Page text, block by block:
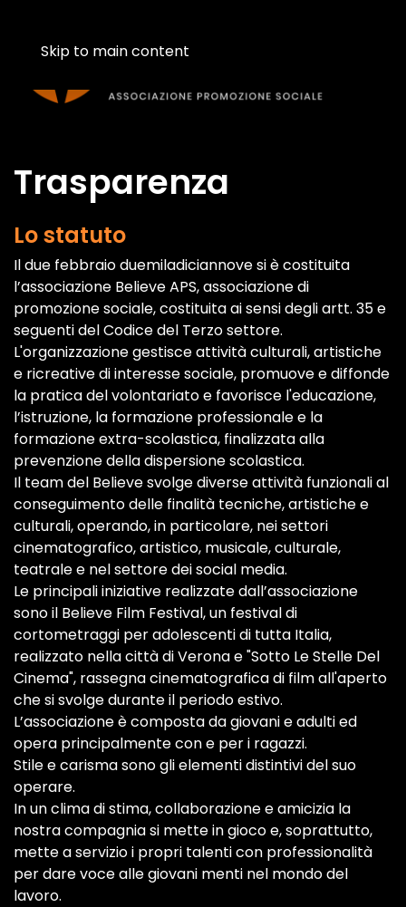
Skip to main content
Trasparenza
Lo statuto
Il due febbraio duemiladiciannove si è costituita
l’associazione Believe APS, associazione di
promozione sociale, costituita ai sensi degli artt. 35 e
seguenti del Codice del Terzo settore.
L'organizzazione gestisce attività culturali, artistiche
e ricreative di interesse sociale, promuove e diffonde
la pratica del volontariato e favorisce l'educazione,
l’istruzione, la formazione professionale e la
formazione extra-scolastica, finalizzata alla
prevenzione della dispersione scolastica.
Il team del Believe svolge diverse attività funzionali al
conseguimento delle finalità tecniche, artistiche e
culturali, operando, in particolare, nei settori
cinematografico, artistico, musicale, culturale,
teatrale e nel settore dei social media.
Le principali iniziative realizzate dall’associazione
sono il Believe Film Festival, un festival di
cortometraggi per adolescenti di tutta Italia,
realizzato nella città di Verona e "Sotto Le Stelle Del
Cinema", rassegna cinematografica di film all'aperto
che si svolge durante il periodo estivo.
L’associazione è composta da giovani e adulti ed
opera principalmente con e per i ragazzi.
Stile e carisma sono gli elementi distintivi del suo
operare.
In un clima di stima, collaborazione e amicizia la
nostra compagnia si mette in gioco e, soprattutto,
mette a servizio i propri talenti con professionalità
per dare voce alle giovani menti nel mondo del
lavoro.